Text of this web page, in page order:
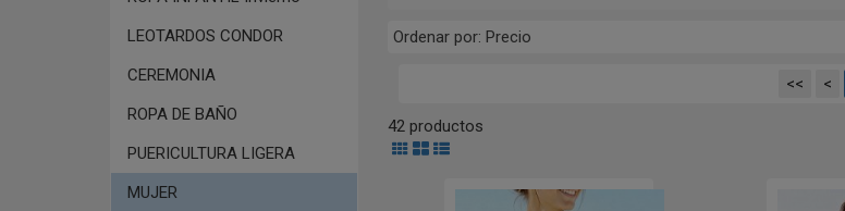
LEOTARDOS CONDOR
CEREMONIA
ROPA DE BAÑO
PUERICULTURA LIGERA
MUJER
Ordenar por: Precio
<< <
42 productos